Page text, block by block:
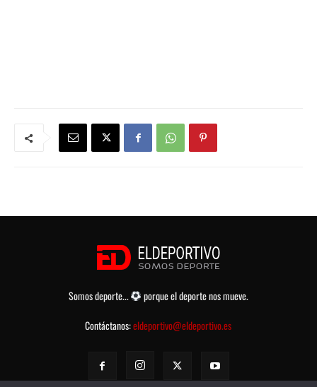
Somos deporte...
porque el deporte nos mueve.
Contáctanos:eldeportivo@eldeportivo.es